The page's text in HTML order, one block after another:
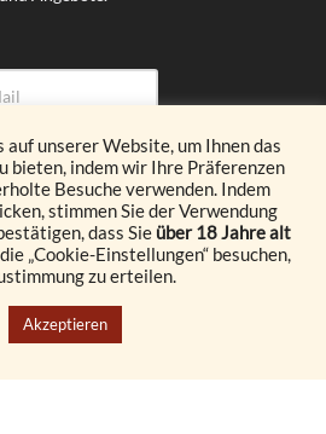
Abonnieren
Reserved.
unserer Website, um Ihnen das
bieten, indem wir Ihre Präferenzen
Besuche verwenden. Indem
stimmen Sie der Verwendung
dass Sie über 18 Jahre alt
„Cookie-Einstellungen“ besuchen,
zu erteilen.
Akzeptieren